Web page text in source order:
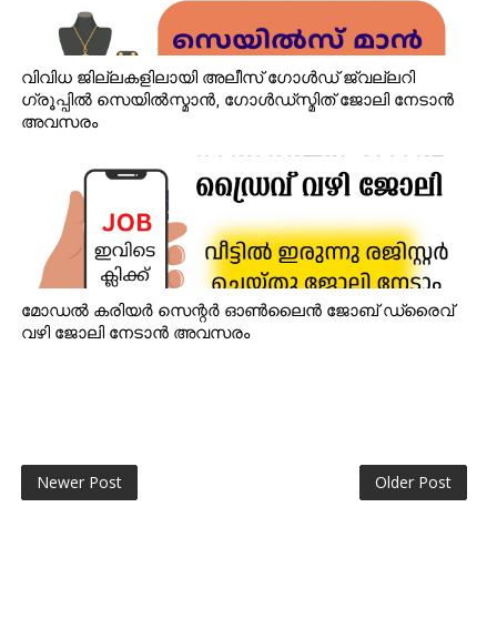
വിവിധ ജില്ലകളിലായി അലീസ് ഗോൾഡ് ജ്വല്ലറി
ഗ്രൂപ്പിൽ സെയിൽസ്മാൻ, ഗോൾഡ്‌സ്മിത് ജോലി നേടാൻ
അവസരം
മോഡൽ കരിയർ സെന്റർ ഓൺലൈൻ ജോബ് ഡ്രൈവ്
വഴി ജോലി നേടാൻ അവസരം
Newer Post Older Post